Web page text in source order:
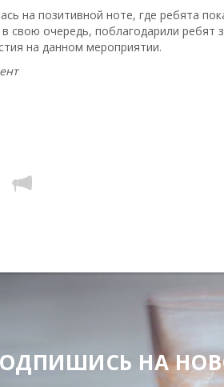
на позитивной ноте, где ребята
свою очередь, поблагодарили ребят
на данном мероприятии.
НА